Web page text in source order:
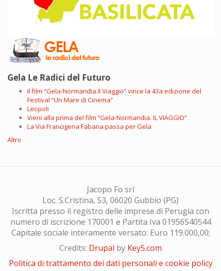
Gela Le Radici del Futuro
Il film “Gela-Normandia.Il Viaggio” vince la 43a edizione del
Festival “Un Mare di Cinema”
Leopoli
Vieni alla prima del film “Gela-Normandia. IL VIAGGIO”
La Via Francigena Fabaria passa per Gela
Altro
Jacopo Fo srl
Loc. S.Cristina, 53, 06020 Gubbio (PG)
Iscritta presso il registro delle imprese di Perugia con
numero di iscrizione 170001 e Partita Iva 01956540544
Capitale sociale interamente versato: Euro 119.000,00;
Credits: Drupal by Key5.com
Politica di trattamento dei dati personali e cookie policy